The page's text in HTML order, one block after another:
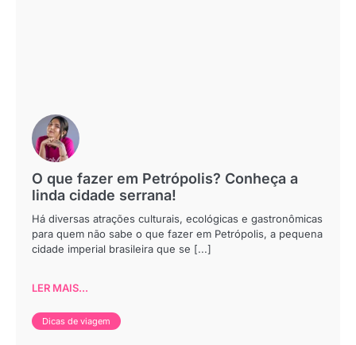
O que fazer em Petrópolis? Conheça a
linda cidade serrana!
Há diversas atrações culturais, ecológicas e gastronômicas
para quem não sabe o que fazer em Petrópolis, a pequena
cidade imperial brasileira que se [...]
LER MAIS...
Dicas de viagem